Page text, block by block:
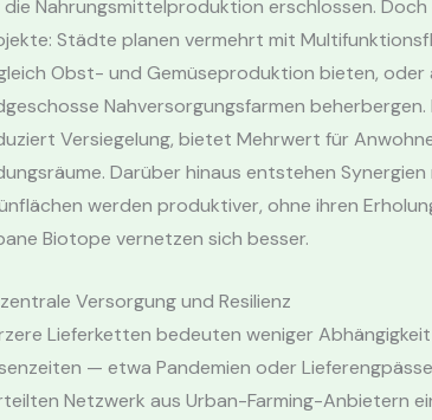
Nahrungsmittelproduktion erschlossen.
Städte planen vermehrt mit
Obst- und Gemüseproduktion bieten, oder
Nahversorgungsfarmen
Versiegelung, bietet Mehrwert für
Darüber hinaus entstehen
werden produktiver, ohne ihren
Biotope vernetzen sich besser.
Versorgung und Resilienz
Lieferketten bedeuten weniger
— etwa Pandemien oder
Netzwerk aus Urban-Farming-Anbietern